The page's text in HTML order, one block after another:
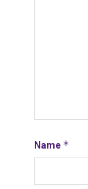
Name *